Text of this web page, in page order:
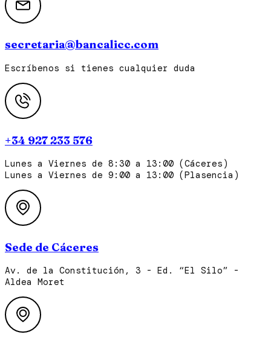
secretaria@bancalicc.com
Escríbenos si tienes cualquier duda
+34 927 233 576
Lunes a Viernes de 8:30 a 13:00 (Cáceres)
Lunes a Viernes de 9:00 a 13:00 (Plasencia)
Sede de Cáceres
Av. de la Constitución, 3 - Ed. “El Silo” -
Aldea Moret